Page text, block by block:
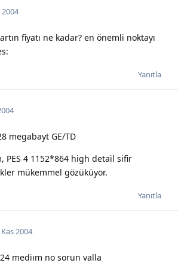
2004
fiyatı ne kadar? en önemli noktayı
Yanıtla
megabayt GE/TD
PES 4 1152*864 high detail sifir
mükemmel gözüküyor.
Yanıtla
2004
mediım no sorun valla